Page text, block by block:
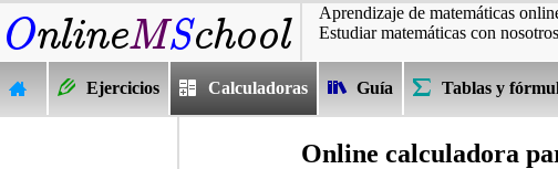
Aprendizaje de matemáticas
Estudiar matemáticas con
Ejercicios Calculadoras Guía Tablas y
Online calculadora